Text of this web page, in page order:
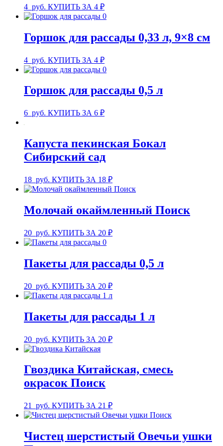
4 руб. КУПИТЬ ЗА 4 ₽
Горшок для рассады 0,33 л, 9×8 см
4 руб. КУПИТЬ ЗА 4 ₽
Горшок для рассады 0,5 л
6 руб. КУПИТЬ ЗА 6 ₽
Капуста пекинская Бокал
Сибирский сад
18 руб. КУПИТЬ ЗА 18 ₽
Молочай окаймленный Поиск
20 руб. КУПИТЬ ЗА 20 ₽
Пакеты для рассады 0,5 л
20 руб. КУПИТЬ ЗА 20 ₽
Пакеты для рассады 1 л
20 руб. КУПИТЬ ЗА 20 ₽
Гвоздика Китайская, смесь
окрасок Поиск
21 руб. КУПИТЬ ЗА 21 ₽
Чистец шерстистый Овечьи ушки